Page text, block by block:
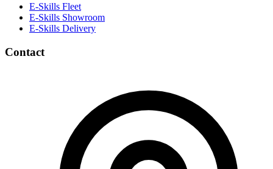
E-Skills Fleet
E-Skills Showroom
E-Skills Delivery
Contact